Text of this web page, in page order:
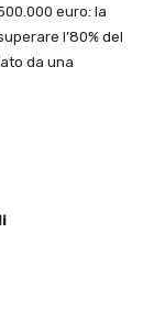
euro: la
l’80% del
da una